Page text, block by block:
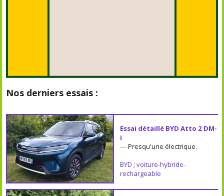
Nos derniers essais :
Essai détaillé BYD Atto 2 DM-
i
— Presqu'une électrique.
BYD ; voiture-hybride-
rechargeable